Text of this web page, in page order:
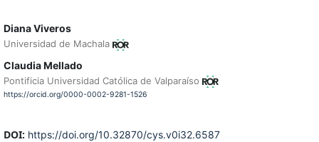
Diana Viveros
Universidad de Machala
Claudia Mellado
Pontificia Universidad Católica de Valparaíso
https://orcid.org/0000-0002-9281-1526
DOI: https://doi.org/10.32870/cys.v0i32.6587